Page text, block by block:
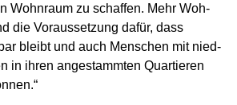
Wohn­raum zu schaf­fen. Mehr Woh­
die Vor­aus­set­zung dafür, dass
bleibt und auch Men­schen mit nied­
in ihren ange­stamm­ten Quar­tie­ren